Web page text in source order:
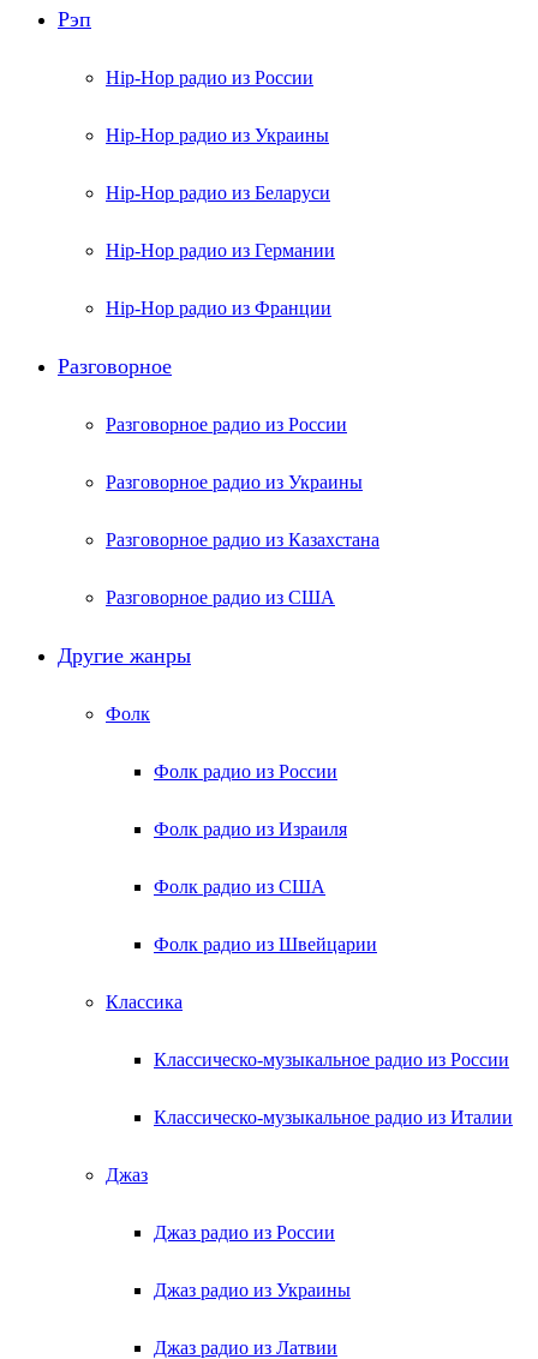
Рэп
Hip-Hop радио из России
Hip-Hop радио из Украины
Hip-Hop радио из Беларуси
Hip-Hop радио из Германии
Hip-Hop радио из Франции
Разговорное
Разговорное радио из России
Разговорное радио из Украины
Разговорное радио из Казахстана
Разговорное радио из США
Другие жанры
Фолк
Фолк радио из России
Фолк радио из Израиля
Фолк радио из США
Фолк радио из Швейцарии
Классика
Классическо-музыкальное радио из России
Классическо-музыкальное радио из Италии
Джаз
Джаз радио из России
Джаз радио из Украины
Джаз радио из Латвии